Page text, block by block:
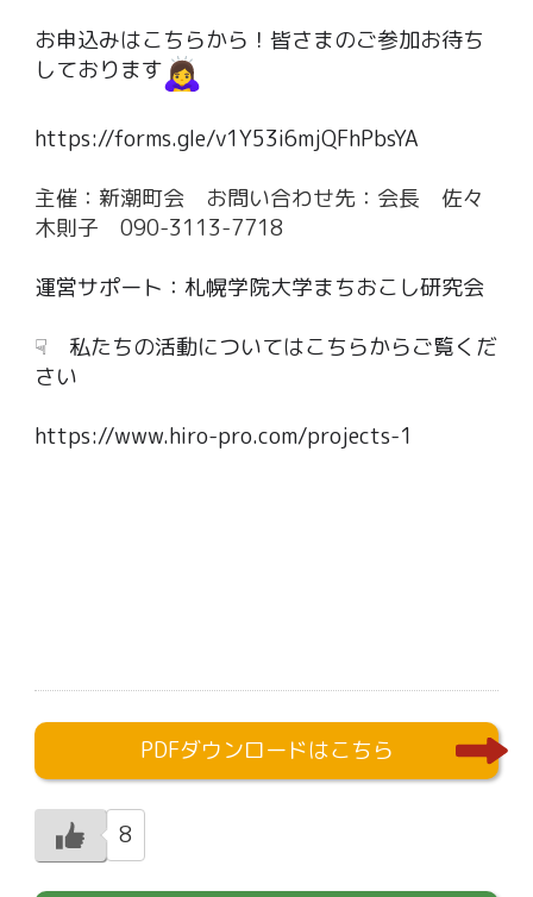
お申込みはこちらから！皆さまのご参加お待ち
しております
https://forms.gle/v1Y53i6mjQFhPbsYA
主催：新潮町会 お問い合わせ先：会長 佐々
木則子 090-3113-7718
運営サポート：札幌学院大学まちおこし研究会
☟ 私たちの活動についてはこちらからご覧くだ
さい
https://www.hiro-pro.com/projects-1
PDFダウンロードはこちら
8